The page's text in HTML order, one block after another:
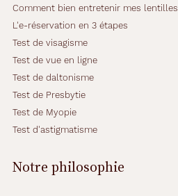
Comment bien entretenir mes lentilles
L'e-réservation en 3 étapes
Test de visagisme
Test de vue en ligne
Test de daltonisme
Test de Presbytie
Test de Myopie
Test d'astigmatisme
Notre philosophie